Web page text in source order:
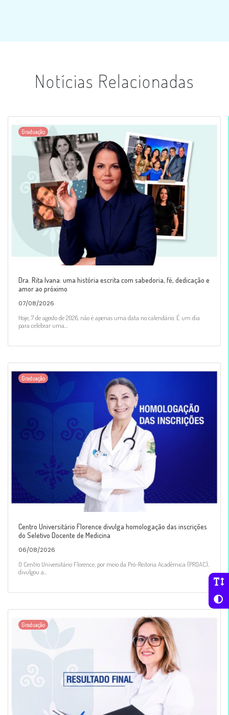
Notícias Relacionadas
Graduação
Dra. Rita Ivana: uma história escrita com sabedoria, fé, dedicação e
amor ao próximo
07/08/2026
Hoje, 7 de agosto de 2026, não é apenas uma data no calendário. É um dia
para celebrar uma...
Graduação
Centro Universitário Florence divulga homologação das inscrições
do Seletivo Docente de Medicina
06/08/2026
O Centro Universitário Florence, por meio da Pró-Reitoria Acadêmica (PROAC),
divulgou a...
Graduação